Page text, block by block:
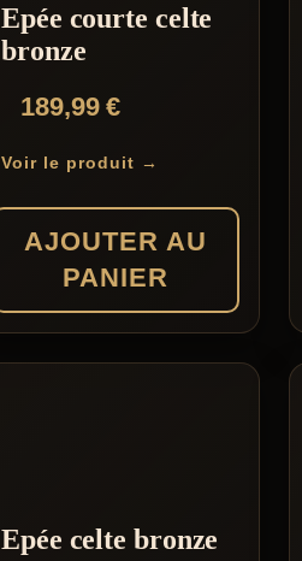
Epée courte celte
bronze
189,99€
Voir le produit →
AJOUTER AU
PANIER
Epée celte bronze